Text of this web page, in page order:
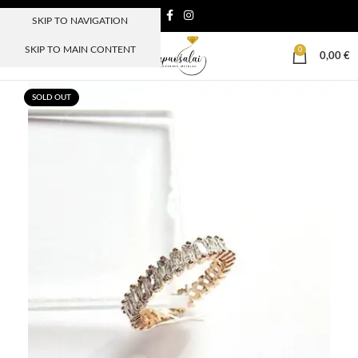
SKIP TO NAVIGATION
SKIP TO MAIN CONTENT
MENIU
0
0,00 €
SOLD OUT